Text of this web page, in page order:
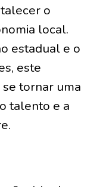
o
local.
estadual e o
este
tornar uma
talento e a